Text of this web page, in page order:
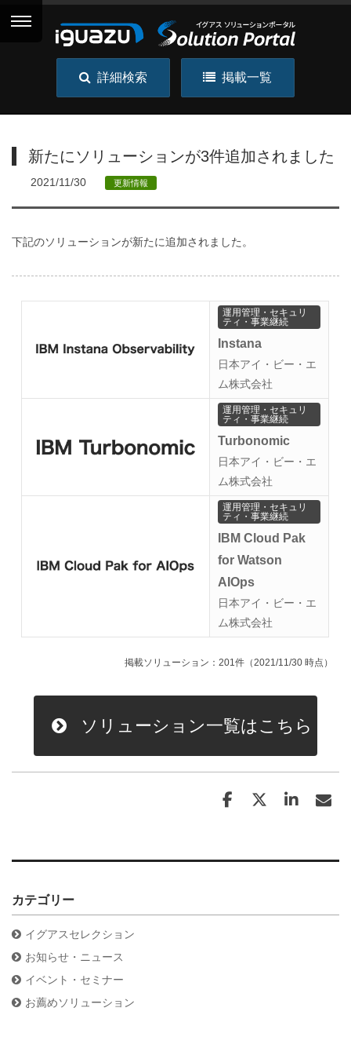
詳細検索 掲載一覧
新たにソリューションが3件追加されました
2021/11/30 更新情報
下記のソリューションが新たに追加されました。
運用管理・セキュリ
ティ・事業継続
Instana
日本アイ・ビー・エ
ム株式会社
運用管理・セキュリ
ティ・事業継続
Turbonomic
日本アイ・ビー・エ
ム株式会社
運用管理・セキュリ
ティ・事業継続
IBM Cloud Pak
for Watson
AIOps
日本アイ・ビー・エ
ム株式会社
掲載ソリューション：201件（2021/11/30 時点）
ソリューション一覧はこちら
カテゴリー
イグアスセレクション
お知らせ・ニュース
イベント・セミナー
お薦めソリューション